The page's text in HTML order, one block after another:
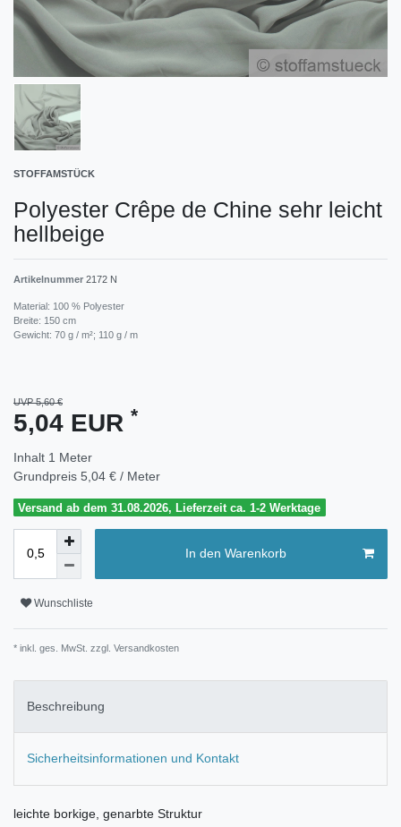
STOFFAMSTÜCK
Polyester Crêpe de Chine sehr leicht
hellbeige
Artikelnummer 2172 N
Material: 100 % Polyester
Breite: 150 cm
Gewicht: 70 g / m²; 110 g / m
UVP 5,60 €
5,04 EUR *
Inhalt 1 Meter
Grundpreis 5,04 € / Meter
Versand ab dem 31.08.2026, Lieferzeit ca. 1-2 Werktage
In den Warenkorb
Wunschliste
* inkl. ges. MwSt. zzgl. Versandkosten
Beschreibung
Sicherheitsinformationen und Kontakt
leichte borkige, genarbte Struktur